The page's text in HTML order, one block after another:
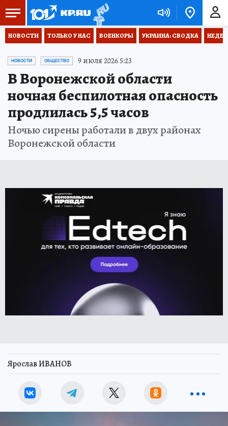
НОВОСТИ ТОЛЬКО У НАС ВОЕНКОРЫ УКРАИНА: СВОДКА
НОВОСТИ ОБЩЕСТВО 9 июля 2026 5:23
В Воронежской области
ночная беспилотная опасность
продлилась 5,5 часов
Ночью сирены работали в двух районах
Воронежской области
Ярослав ИВАНОВ